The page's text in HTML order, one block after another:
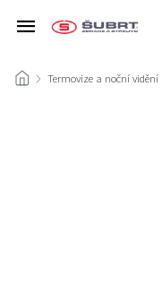
/ Termovize a noční vidění